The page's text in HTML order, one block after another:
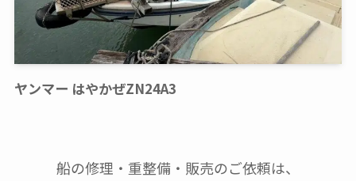
ヤンマー はやかぜZN24A3
船の修理・重整備・販売のご依頼は、